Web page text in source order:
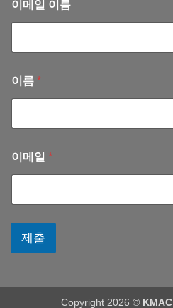
혜
사
내
(2025
이메일 이름
이름 *
이메일 *
제출
Copyright 2026 © KMAC